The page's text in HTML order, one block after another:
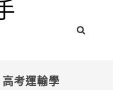
考運輸學